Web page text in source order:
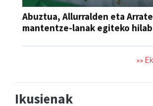
Abuztua, Allurralden eta
mantentze-lanak egiteko
»»
Ikusienak